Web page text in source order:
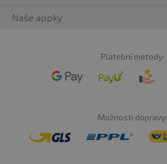
Naše appky
Platební metody:
Možnosti dopravy: